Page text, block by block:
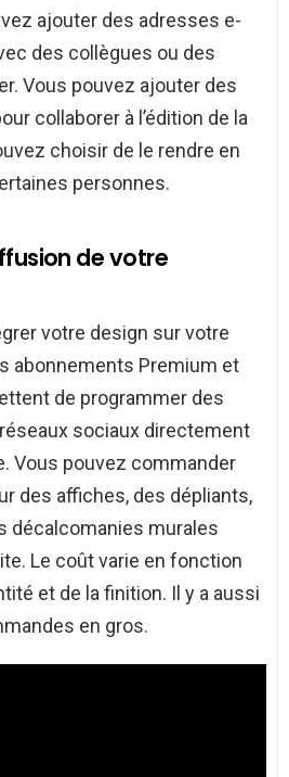
ajouter des adresses e-
des collègues ou des
Vous pouvez ajouter des
collaborer à l’édition de la
choisir de le rendre en
personnes.
de votre
votre design sur votre
abonnements Premium et
de programmer des
sociaux directement
Vous pouvez commander
des affiches, des dépliants,
décalcomanies murales
Le coût varie en fonction
et de la finition. Il y a aussi
en gros.